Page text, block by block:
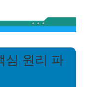
심 원리 파